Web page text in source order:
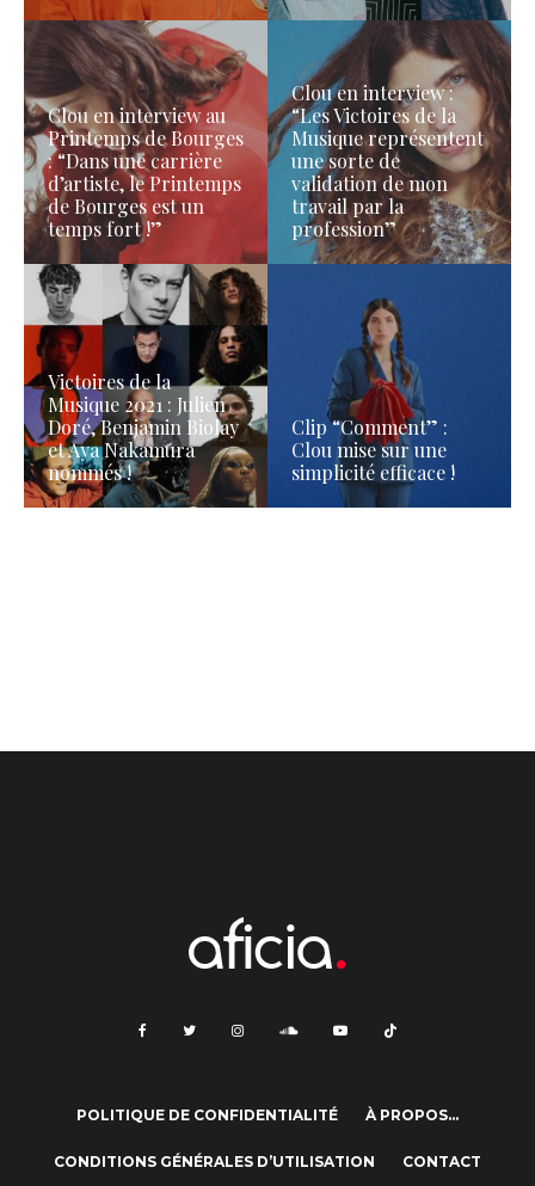
Clou en interview au
Printemps de Bourges
: “Dans une carrière
d’artiste, le Printemps
de Bourges est un
temps fort !”
Clou en interview :
“Les Victoires de la
Musique représentent
une sorte de
validation de mon
travail par la
profession”
Victoires de la
Musique 2021 : Julien
Doré, Benjamin Biolay
et Aya Nakamura
nommés !
Clip “Comment” :
Clou mise sur une
simplicité efficace !
POLITIQUE DE CONFIDENTIALITÉ À PROPOS…
CONDITIONS GÉNÉRALES D’UTILISATION CONTACT